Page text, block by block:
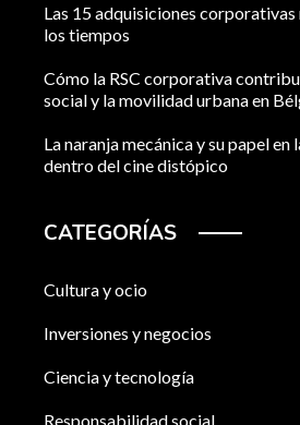
Las 15 adquisiciones corporativas
los tiempos
Cómo la RSC corporativa
social y la movilidad urbana en
La naranja mecánica y su papel en
dentro del cine distópico
CATEGORÍAS
Cultura y ocio
Inversiones y negocios
Ciencia y tecnología
Responsabilidad social